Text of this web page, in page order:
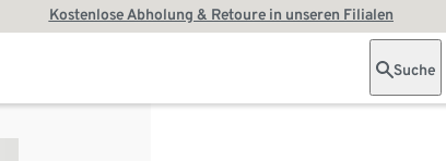
Kostenlose Abholung & Retoure in unseren Filialen
Suche